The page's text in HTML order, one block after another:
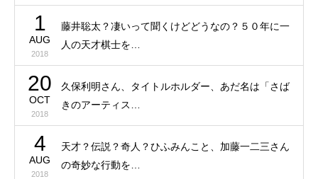
1
AUG
2018
藤井聡太？凄いって聞くけどどうなの？５０年に一
人の天才棋士を…
20
OCT
2018
久保利明さん、タイトルホルダー、あだ名は「さば
きのアーティス…
4
AUG
2018
天才？伝説？奇人？ひふみんこと、加藤一二三さん
の奇妙な行動を…